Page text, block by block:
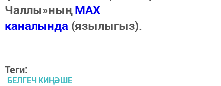
Чаллы»ныңMAX
каналында (язылыгыз).
Теги:
БЕЛГЕЧ КИҢӘШЕ